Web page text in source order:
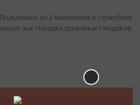
Подъемные до 2 миллионов и служебное
жилье: как Находка привлекает медиков